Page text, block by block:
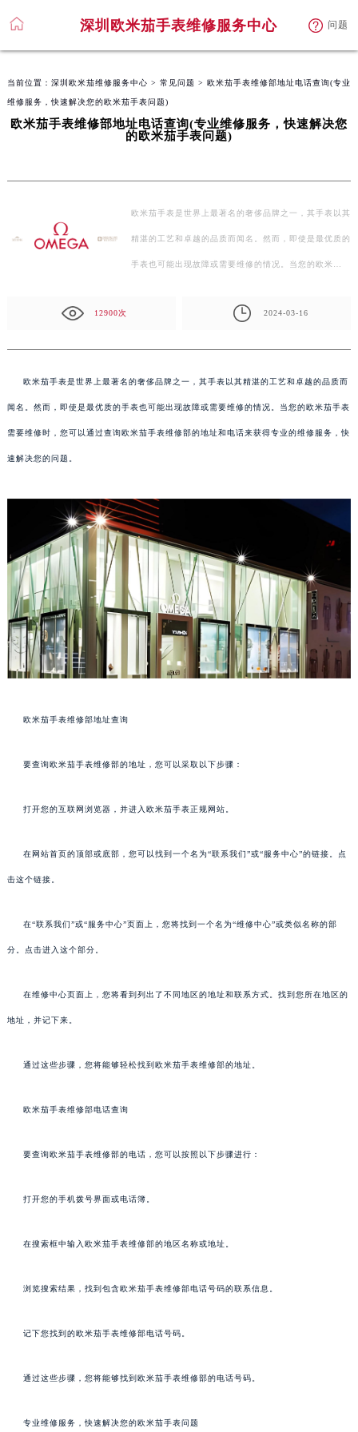
深圳欧米茄手表维修服务中心 问题
当前位置： 深圳欧米茄维修服务中心 > 常见问题 > 欧米茄手表维修部地址电话查询(专业
维修服务，快速解决您的欧米茄手表问题)
欧米茄手表维修部地址电话查询(专业维修服务，快速解决您
的欧米茄手表问题)
欧米茄手表是世界上最著名的奢侈品牌之一，其手表以其
精湛的工艺和卓越的品质而闻名。然而，即使是最优质的
手表也可能出现故障或需要维修的情况。当您的欧米…
12900次 2024-03-16
欧米茄手表是世界上最著名的奢侈品牌之一，其手表以其精湛的工艺和卓越的品质而
闻名。然而，即使是最优质的手表也可能出现故障或需要维修的情况。当您的欧米茄手表
需要维修时，您可以通过查询欧米茄手表维修部的地址和电话来获得专业的维修服务，快
速解决您的问题。
欧米茄手表维修部地址查询
要查询欧米茄手表维修部的地址，您可以采取以下步骤：
打开您的互联网浏览器，并进入欧米茄手表正规网站。
在网站首页的顶部或底部，您可以找到一个名为“联系我们”或“服务中心”的链接。点
击这个链接。
在“联系我们”或“服务中心”页面上，您将找到一个名为“维修中心”或类似名称的部
分。点击进入这个部分。
在维修中心页面上，您将看到列出了不同地区的地址和联系方式。找到您所在地区的
地址，并记下来。
通过这些步骤，您将能够轻松找到欧米茄手表维修部的地址。
欧米茄手表维修部电话查询
要查询欧米茄手表维修部的电话，您可以按照以下步骤进行：
打开您的手机拨号界面或电话簿。
在搜索框中输入欧米茄手表维修部的地区名称或地址。
浏览搜索结果，找到包含欧米茄手表维修部电话号码的联系信息。
记下您找到的欧米茄手表维修部电话号码。
通过这些步骤，您将能够找到欧米茄手表维修部的电话号码。
专业维修服务，快速解决您的欧米茄手表问题